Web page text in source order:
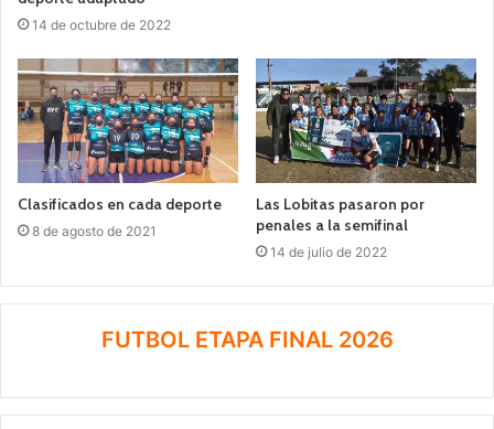
14 de octubre de 2022
Clasificados en cada deporte
8 de agosto de 2021
Las Lobitas pasaron por
penales a la semifinal
14 de julio de 2022
FUTBOL ETAPA FINAL 2026